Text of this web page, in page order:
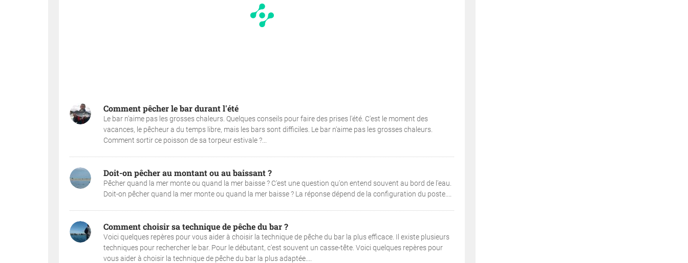
Comment pêcher le bar durant l'été
Le bar n'aime pas les grosses chaleurs. Quelques conseils pour faire des prises l'été. C'est le moment des
vacances, le pêcheur a du temps libre, mais les bars sont difficiles. Le bar n'aime pas les grosses chaleurs.
Comment sortir ce poisson de sa torpeur estivale ?...
Doit-on pêcher au montant ou au baissant ?
Pêcher quand la mer monte ou quand la mer baisse ? C'est une question qu'on entend souvent au bord de l'eau.
Doit-on pêcher quand la mer monte ou quand la mer baisse ? La réponse dépend de la configuration du poste....
Comment choisir sa technique de pêche du bar ?
Voici quelques repères pour vous aider à choisir la technique de pêche du bar la plus efficace. Il existe plusieurs
techniques pour rechercher le bar. Pour le débutant, c'est souvent un casse-tête. Voici quelques repères pour
vous aider à choisir la technique de pêche du bar la plus adaptée....